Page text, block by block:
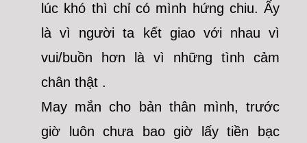
lúc khó thì chỉ có mình hứng chiu. Ấy
là vì người ta kết giao với nhau vì
vui/buồn hơn là vì những tình cảm
chân thật .
May mắn cho bản thân mình, trước
giờ luôn chưa bao giờ lấy tiền bạc